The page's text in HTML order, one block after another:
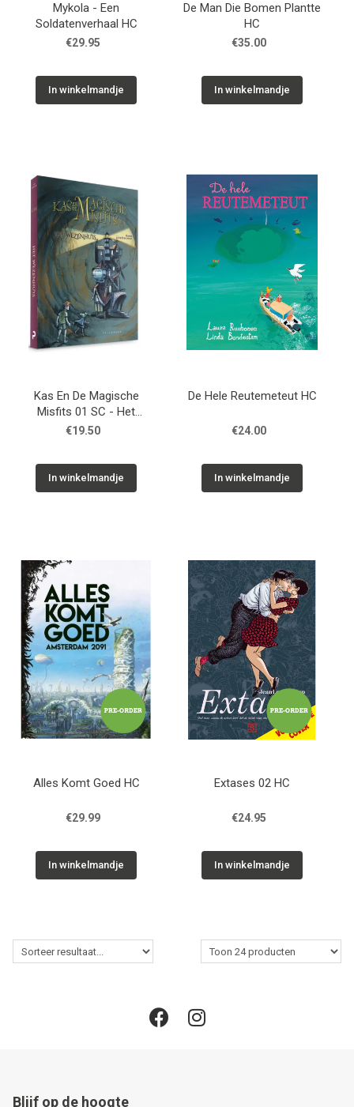
Mykola - Een
Soldatenverhaal HC
€29.95
In winkelmandje
De Man Die Bomen Plantte
HC
€35.00
In winkelmandje
Kas En De Magische
Misfits 01 SC - Het
Wezenhuis
€19.50
In winkelmandje
De Hele Reutemeteut HC
€24.00
In winkelmandje
Alles Komt Goed HC
€29.99
In winkelmandje
Extases 02 HC
€24.95
In winkelmandje
Blijf op de hoogte